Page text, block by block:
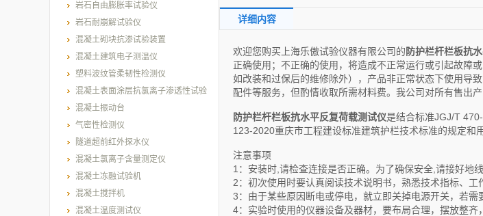
岩石自由膨胀率试验仪
岩石耐崩解试验仪
混凝土砌块抗渗试验装置
混凝土建筑电子测温仪
塑料波纹管柔韧性检测仪
混凝土表面涂层抗氯离子渗透性试验
装置
混凝土振动台
气密性检测仪
隧道超前红外探水仪
混凝土氯离子含量测定仪
混凝土冻融试验机
混凝土搅拌机
混凝土温度测试仪
详细内容
欢迎您购买上海乐傲试验仪器有限公司的防护栏杆栏板抗
正确使用；不正确的使用，将造成不正常运行或引起故障
如改装和过保后的维修除外），产品非正常状态下使用导
配件等服务，但酌情收取所需材料费。我公司对所有售出
防护栏杆栏板抗水平反复荷载测试仪是结合标准JGJ/T
123-2020重庆市工程建设标准建筑护栏技术标准的规定和
注意事项
1：安装时,请检查连接是否正确。为了确保安全,请接好地线
2：初次使用时要认真阅读技术说明书，熟悉技术指标、
3：由于某些原因断电或停电，就立即关掉电源开关，若
4：实验时使用的仪器设备及器材，要布局合理，摆放整齐